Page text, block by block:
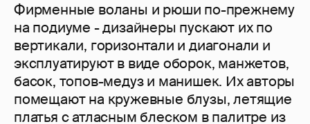
Фирменные воланы и рюши по-прежнему
на подиуме - дизайнеры пускают их по
вертикали, горизонтали и диагонали и
эксплуатируют в виде оборок, манжетов,
басок, топов-медуз и манишек. Их авторы
помещают на кружевные блузы, летящие
платья с атласным блеском в палитре из